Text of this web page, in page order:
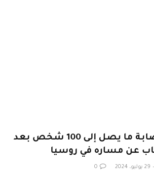
مخاوف من إصابة ما يصل إلى 100 شخص بعد
عن مساره في روسيا
29 يوليو، 2024 0